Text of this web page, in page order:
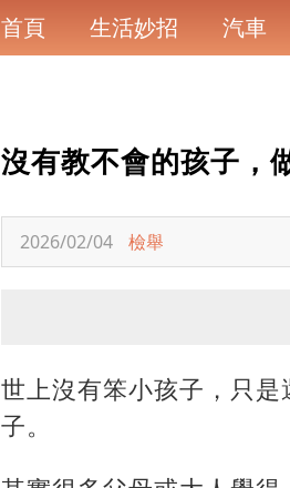
首頁 生活妙招 汽車
沒有教不會的孩子，
2026/02/04 檢舉
世上沒有笨小孩子，只
子。